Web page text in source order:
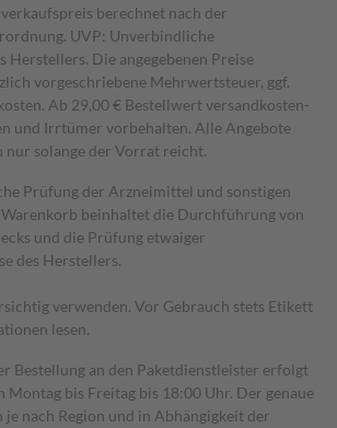
berechnet nach der
UVP: Unverbindliche
Herstellers. Die angegebenen Preise
vorgeschriebene Mehrwertsteuer, ggf.
Ab 29,00 € Bestell­wert versand­kosten­
und Irrtümer vorbehalten. Alle Angebote
nur solange der Vorrat reicht.
Prüfung der Arzneimittel und sonstigen
beinhaltet die Durchführung von
und die Prüfung etwaiger
des Herstellers.
verwenden. Vor Gebrauch stets Etikett
lesen.
Bestellung an den Paketdienstleister erfolgt
Montag bis Freitag bis 18:00 Uhr. Der genaue
nach Region und in Abhängigkeit der